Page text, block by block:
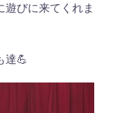
びに来てくれま
達💪